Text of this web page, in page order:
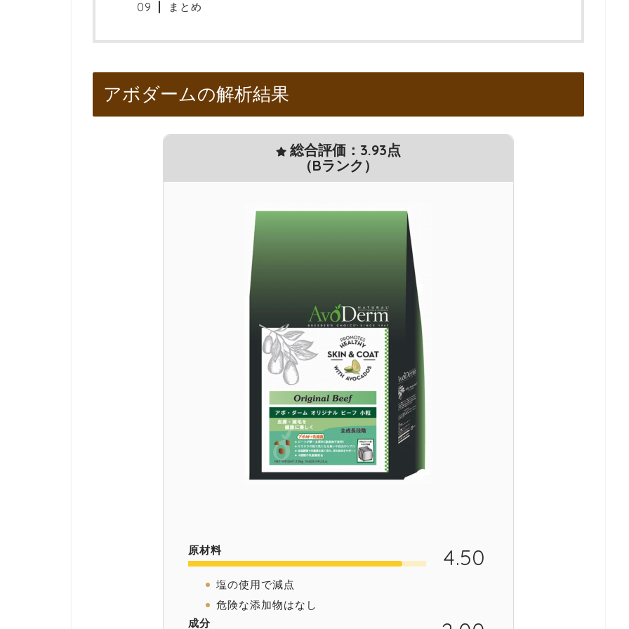
まとめ
アボダームの解析結果
総合評価：3.93点
（Bランク）
原材料 4.50
塩の使用で減点
危険な添加物はなし
成分